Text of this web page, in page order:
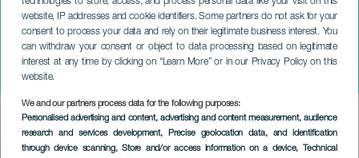
website, IP addresses and cookie identifiers. Some partners do not ask for your
consent to process your data and rely on their legitimate business interest. You
can withdraw your consent or object to data processing based on legitimate
interest at any time by clicking on “Learn More” or in our Privacy Policy on this
website.
We and our partners process data for the following purposes:
Personalised advertising and content, advertising and content measurement, audience
research and services development, Precise geolocation data, and identification
through device scanning, Store and/or access information on a device, Technical
Чарли и шоколадная
фабрика
ЛАНСАРОТЕ
Imagen
Listado